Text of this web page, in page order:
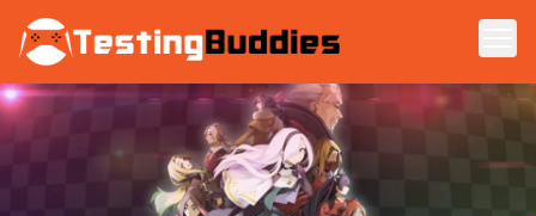
Zum Hauptinhalt springen